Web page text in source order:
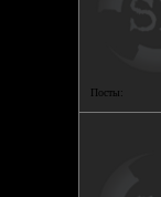
Посты: